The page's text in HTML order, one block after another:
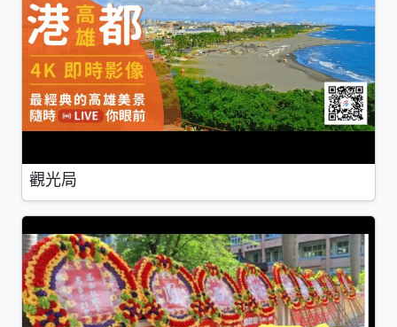
觀光局